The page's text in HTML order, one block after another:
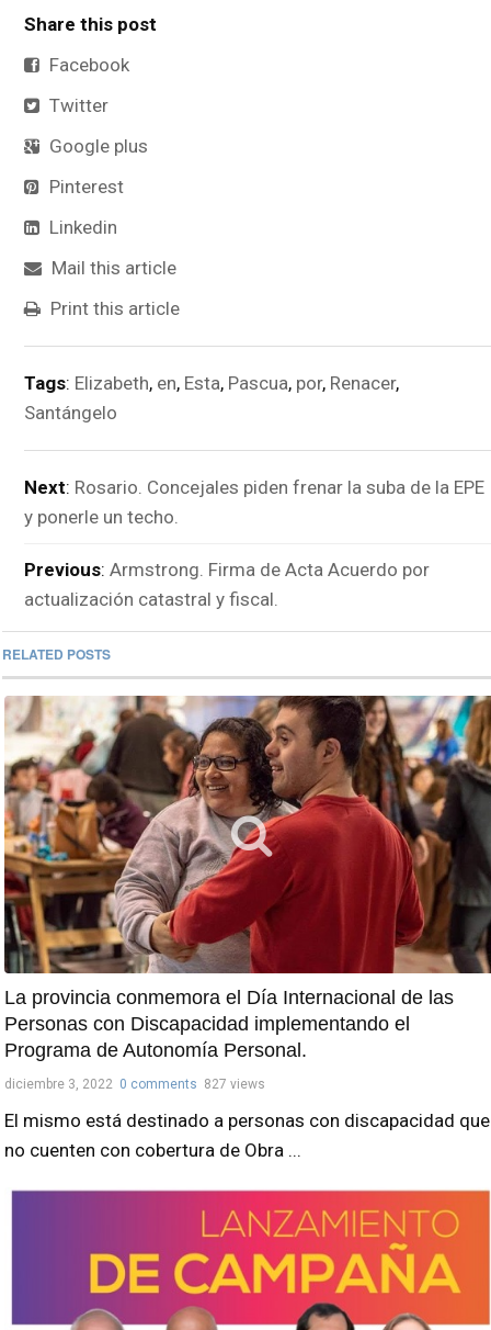
Share this post
Facebook
Twitter
Google plus
Pinterest
Linkedin
Mail this article
Print this article
Tags: Elizabeth, en, Esta, Pascua, por, Renacer,
Santángelo
Next: Rosario. Concejales piden frenar la suba de la EPE
y ponerle un techo.
Previous: Armstrong. Firma de Acta Acuerdo por
actualización catastral y fiscal.
RELATED POSTS
La provincia conmemora el Día Internacional de las
Personas con Discapacidad implementando el
Programa de Autonomía Personal.
diciembre 3, 2022 0 comments 827 views
El mismo está destinado a personas con discapacidad que
no cuenten con cobertura de Obra ...